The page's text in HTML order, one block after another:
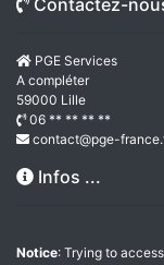
PGE Services
A compléter
59000 Lille
06 ** ** ** **
contact@pge-
Infos ...
Notice: Trying to